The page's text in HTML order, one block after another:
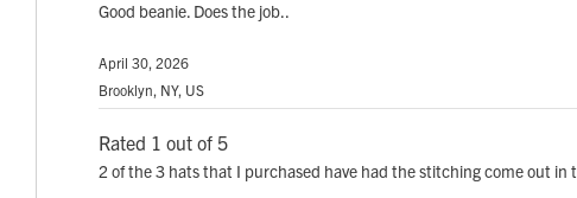
Good beanie. Does the job..
April 30, 2026
Brooklyn, NY, US
Rated 1 out of 5
2 of the 3 hats that I purchased have had the stitching come out in